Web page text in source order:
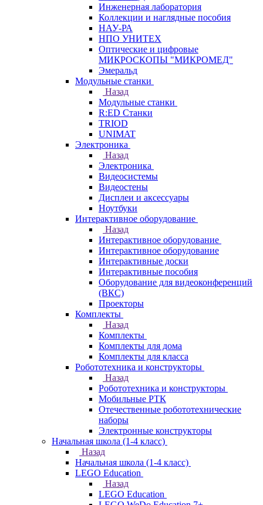
Инженерная лаборатория
Коллекции и наглядные пособия
НАУ-РА
НПО УНИТЕХ
Оптические и цифровые
МИКРОСКОПЫ "МИКРОМЕД"
Эмеральд
Модульные станки
Назад
Модульные станки
R:ED Станки
TRIOD
UNIMAT
Электроника
Назад
Электроника
Видеосистемы
Видеостены
Дисплеи и аксессуары
Ноутбуки
Интерактивное оборудование
Назад
Интерактивное оборудование
Интерактивное оборудование
Интерактивные доски
Интерактивные пособия
Оборудование для видеоконференций
(ВКС)
Проекторы
Комплекты
Назад
Комплекты
Комплекты для дома
Комплекты для класса
Робототехника и конструкторы
Назад
Робототехника и конструкторы
Мобильные РТК
Отечественные робототехнические
наборы
Электронные конструкторы
Начальная школа (1-4 класс)
Назад
Начальная школа (1-4 класс)
LEGO Education
Назад
LEGO Education